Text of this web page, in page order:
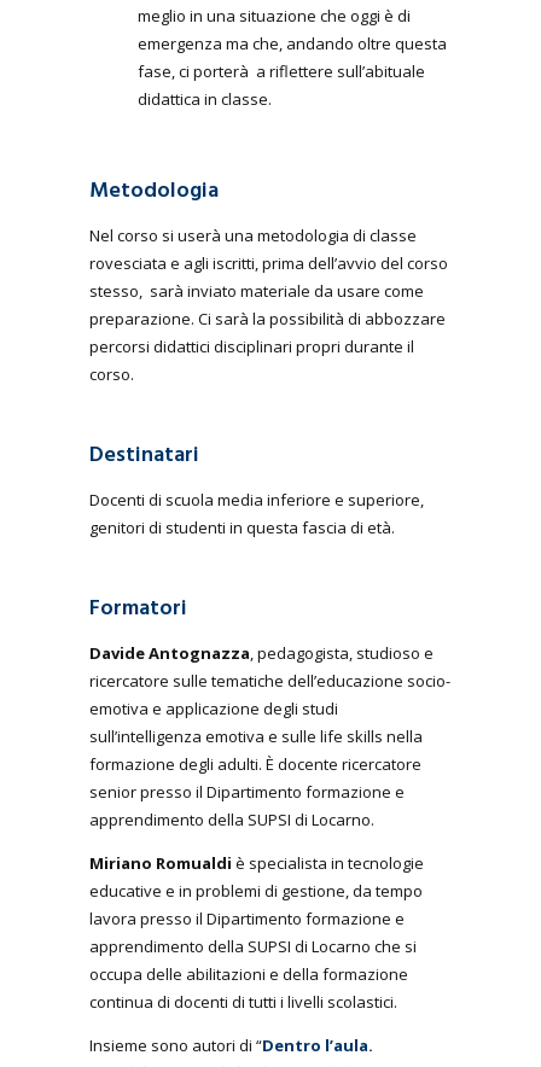
meglio in una situazione che oggi è di
emergenza ma che, andando oltre questa
fase, ci porterà a riflettere sull’abituale
didattica in classe.
Metodologia
Nel corso si userà una metodologia di classe
rovesciata e agli iscritti, prima dell’avvio del corso
stesso, sarà inviato materiale da usare come
preparazione. Ci sarà la possibilità di abbozzare
percorsi didattici disciplinari propri durante il
corso.
Destinatari
Docenti di scuola media inferiore e superiore,
genitori di studenti in questa fascia di età.
Formatori
Davide Antognazza , pedagogista, studioso e
ricercatore sulle tematiche dell’educazione socio-
emotiva e applicazione degli studi
sull’intelligenza emotiva e sulle life skills nella
formazione degli adulti. È docente ricercatore
senior presso il Dipartimento formazione e
apprendimento della SUPSI di Locarno.
Miriano Romualdi è specialista in tecnologie
educative e in problemi di gestione, da tempo
lavora presso il Dipartimento formazione e
apprendimento della SUPSI di Locarno che si
occupa delle abilitazioni e della formazione
continua di docenti di tutti i livelli scolastici.
Insieme sono autori di “Dentro l’aula.